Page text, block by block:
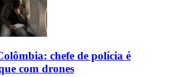
chefe de polícia é
com drones